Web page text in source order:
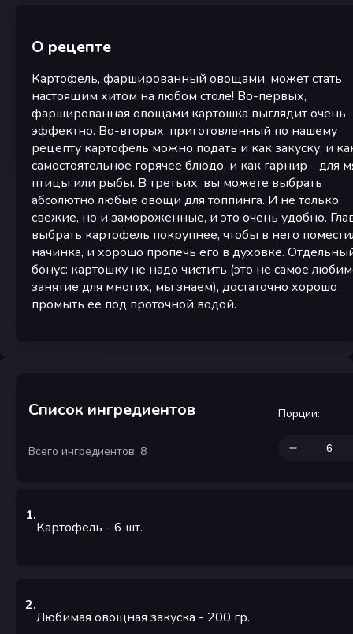
О рецепте
Картофель, фаршированный овощами, может стать
настоящим хитом на любом столе! Во-первых,
фаршированная овощами картошка выглядит очень
эффектно. Во-вторых, приготовленный по нашему
рецепту картофель можно подать и как закуску, и
самостоятельное горячее блюдо, и как гарнир - для
птицы или рыбы. В третьих, вы можете выбрать
абсолютно любые овощи для топпинга. И не только
свежие, но и замороженные, и это очень удобно.
выбрать картофель покрупнее, чтобы в него
начинка, и хорошо пропечь его в духовке.
бонус: картошку не надо чистить (это не самое
занятие для многих, мы знаем), достаточно хорошо
промыть ее под проточной водой.
Список ингредиентов
Всего ингредиентов: 8
Порции:
1.
Картофель - 6 шт.
2.
Любимая овощная закуска - 200 гр.